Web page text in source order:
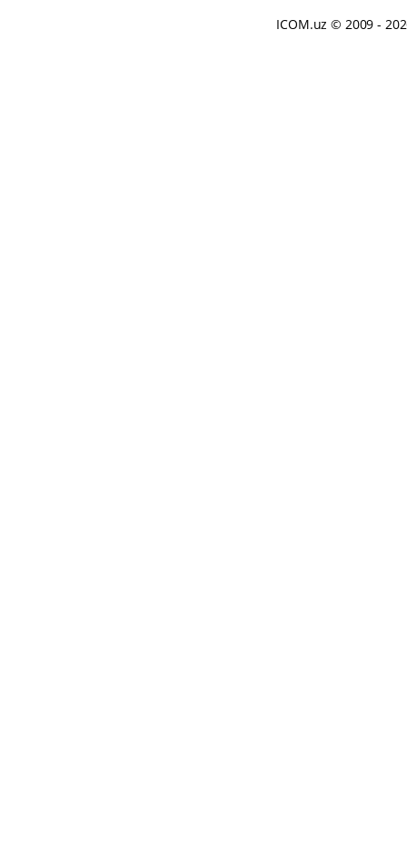
ICOM.uz © 2009 -